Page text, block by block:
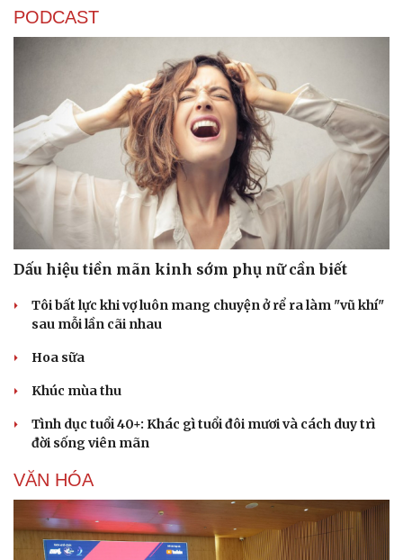
Doanh nhân
Vì cộng đồng
Chuyển đổi số
PODCAST
Dấu hiệu tiền mãn kinh sớm phụ nữ cần biết
Tôi bất lực khi vợ luôn mang chuyện ở rể ra làm "vũ khí"
sau mỗi lần cãi nhau
Hoa sữa
Khúc mùa thu
Tình dục tuổi 40+: Khác gì tuổi đôi mươi và cách duy trì
đời sống viên mãn
VĂN HÓA